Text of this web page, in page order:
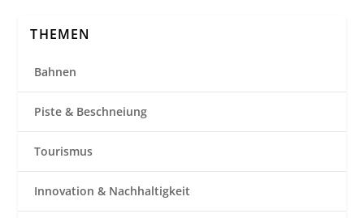
THEMEN
Bahnen
Piste & Beschneiung
Tourismus
Innovation & Nachhaltigkeit